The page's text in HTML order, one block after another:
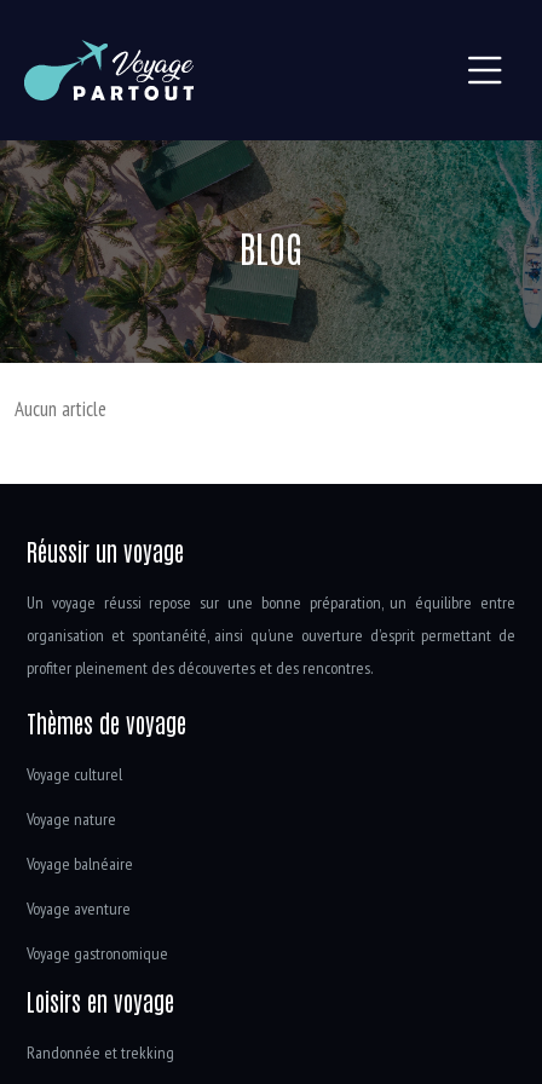
BLOG
Aucun article
Réussir un voyage
Un voyage réussi repose sur une bonne préparation, un équilibre entre
organisation et spontanéité, ainsi qu’une ouverture d’esprit permettant de
profiter pleinement des découvertes et des rencontres.
Thèmes de voyage
Voyage culturel
Voyage nature
Voyage balnéaire
Voyage aventure
Voyage gastronomique
Loisirs en voyage
Randonnée et trekking